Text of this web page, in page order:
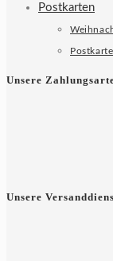
Postkarten
Unsere
Unsere